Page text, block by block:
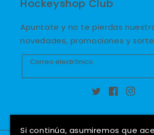
Hockeyshop Club
Apuntate y no te pierdas
novedades, promociones y
Correo electrónico
TwitterFacebook
Si continúa, asumiremos que